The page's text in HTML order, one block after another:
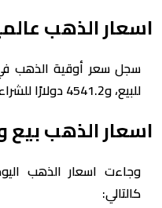
اسعار الذهب
للبيع، و4541.2 دولارًا للشراء.
اسعار الذهب بيع
وجاءت اسعار الذهب
كالتالي: